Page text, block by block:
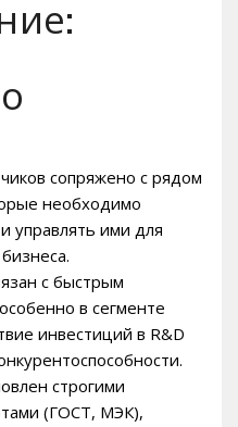
сопряжено с рядом
необходимо
управлять ими для
с быстрым
в сегменте
инвестиций в R&D
строгими
(ГОСТ, МЭК),